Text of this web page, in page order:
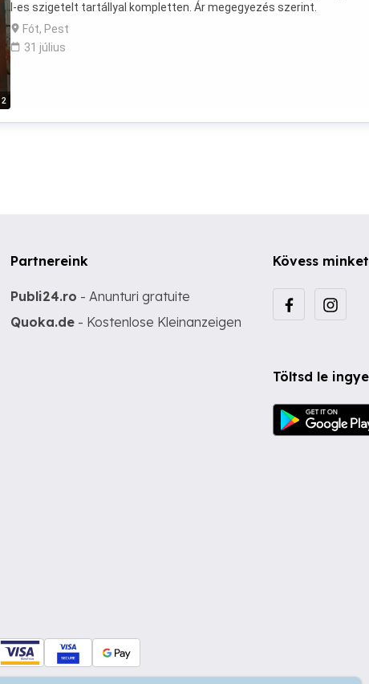
2
l-es szigetelt tartállyal kompletten. Ár megegyezés szerint.
Fót, Pest
31 július
Partnereink
Publi24.ro - Anunturi gratuite
Quoka.de - Kostenlose Kleinanzeigen
Kövess
Töltsd le